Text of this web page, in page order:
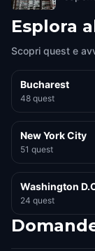
Esplora
Scopri quest e
Bucharest
48 quest
New York City
51 quest
Washington
24 quest